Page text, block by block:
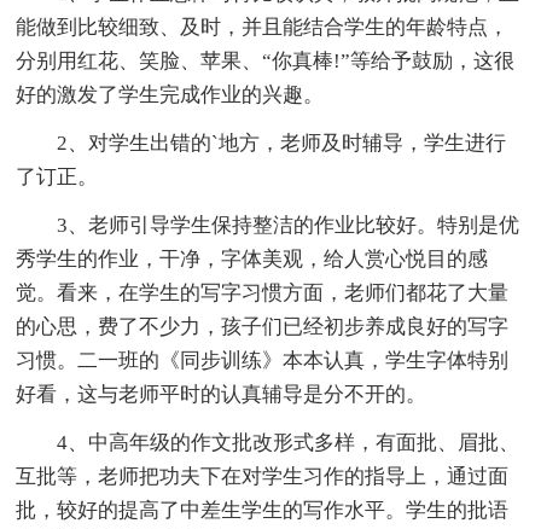
能做到比较细致、及时，并且能结合学生的年龄特点，
分别用红花、笑脸、苹果、“你真棒!”等给予鼓励，这很
好的激发了学生完成作业的兴趣。
2、对学生出错的`地方，老师及时辅导，学生进行
了订正。
3、老师引导学生保持整洁的作业比较好。特别是优
秀学生的作业，干净，字体美观，给人赏心悦目的感
觉。看来，在学生的写字习惯方面，老师们都花了大量
的心思，费了不少力，孩子们已经初步养成良好的写字
习惯。二一班的《同步训练》本本认真，学生字体特别
好看，这与老师平时的认真辅导是分不开的。
4、中高年级的作文批改形式多样，有面批、眉批、
互批等，老师把功夫下在对学生习作的指导上，通过面
批，较好的提高了中差生学生的写作水平。学生的批语